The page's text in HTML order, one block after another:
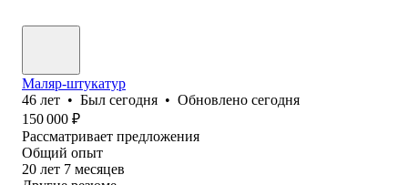
Маляр-штукатур
46 лет • Был сегодня • Обновлено сегодня
150 000 ₽
Рассматривает предложения
Общий опыт
20 лет 7 месяцев